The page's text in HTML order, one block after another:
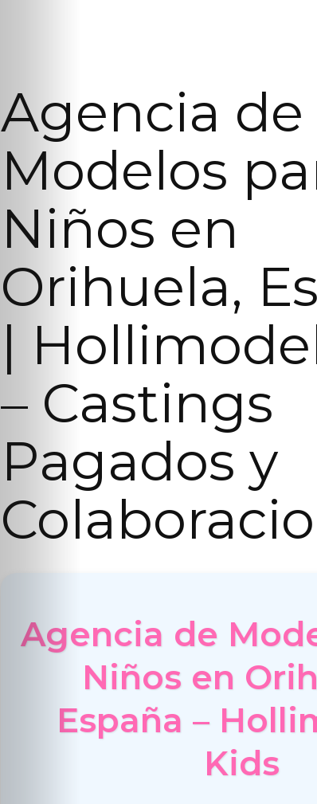
Agencia de
Modelos
Niños en
Orihuela,
|
– Castings
Pagados y
Agencia de
Niños en
España –
Kids